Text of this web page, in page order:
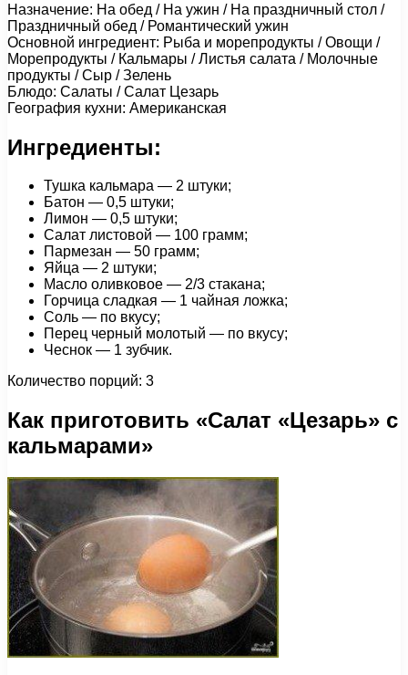
Назначение: На обед / На ужин / На праздничный стол /
Праздничный обед / Романтический ужин
Основной ингредиент: Рыба и морепродукты / Овощи /
Морепродукты / Кальмары / Листья салата / Молочные
продукты / Сыр / Зелень
Блюдо: Салаты / Салат Цезарь
География кухни: Американская
Ингредиенты:
Тушка кальмара — 2 штуки;
Батон — 0,5 штуки;
Лимон — 0,5 штуки;
Салат листовой — 100 грамм;
Пармезан — 50 грамм;
Яйца — 2 штуки;
Масло оливковое — 2/3 стакана;
Горчица сладкая — 1 чайная ложка;
Соль — по вкусу;
Перец черный молотый — по вкусу;
Чеснок — 1 зубчик.
Количество порций: 3
Как приготовить «Салат «Цезарь» с
кальмарами»